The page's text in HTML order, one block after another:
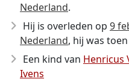
Nederland.
Hij is overleden op 9
Nederland, hij was
Een kind van Henricus
Ivens